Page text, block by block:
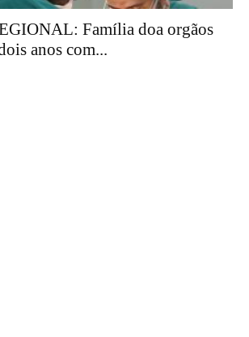
Família doa orgãos
anos com...